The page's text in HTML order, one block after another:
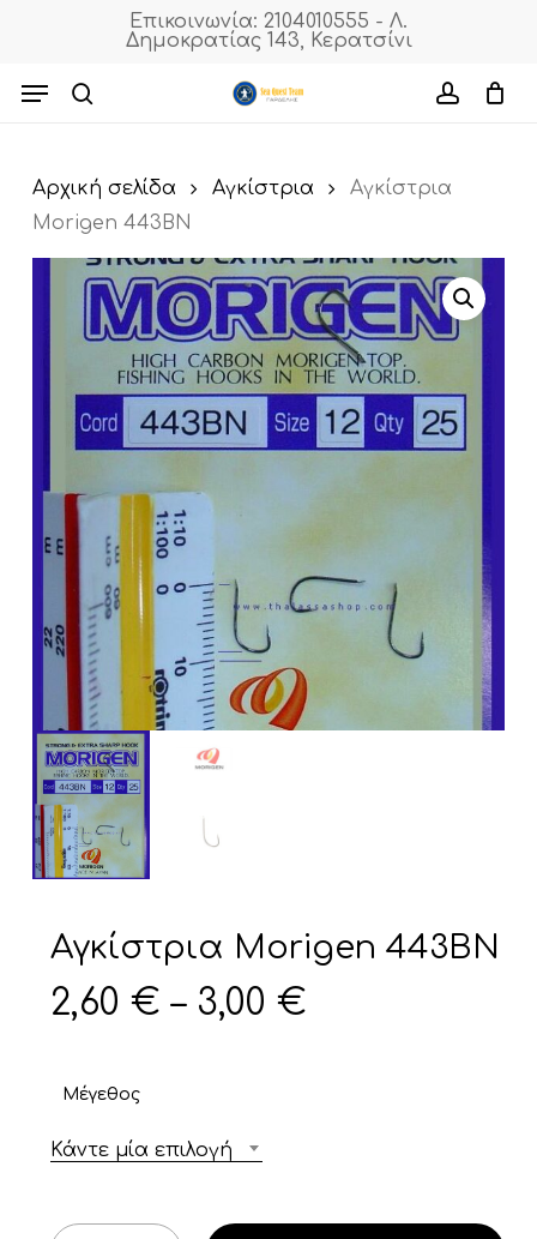
content
Επικοινωνία: 2104010555 - Λ.
Δημοκρατίας 143, Κερατσίνι
Menu
Cart
Αρχική σελίδα Αγκίστρια
Αγκίστρια
Morigen 443BN
Αγκίστρια Morigen 443BN
2,60 € – 3,00 €Price
Μέγεθος
Κάντε μία επιλογή